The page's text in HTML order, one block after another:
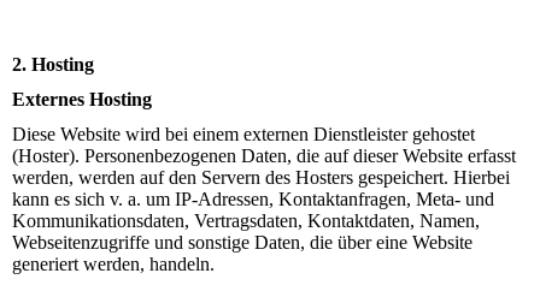
2. Hosting
Externes Hosting
Diese Website wird bei einem externen Dienstleister gehostet
(Hoster). Personenbezogenen Daten, die auf dieser Website erfasst
werden, werden auf den Servern des Hosters gespeichert. Hierbei
kann es sich v. a. um IP-Adressen, Kontaktanfragen, Meta- und
Kommunikationsdaten, Vertragsdaten, Kontaktdaten, Namen,
Webseitenzugriffe und sonstige Daten, die über eine Website
generiert werden, handeln.